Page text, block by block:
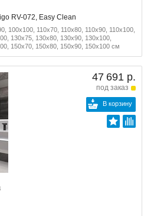
RV-072, Easy Clean
100x100, 110x70, 110x80, 110x90, 110x100,
130x75, 130x80, 130x90, 130x100,
150x70, 150x80, 150x90, 150x100 см
47 691 р.
под заказ
В корзину